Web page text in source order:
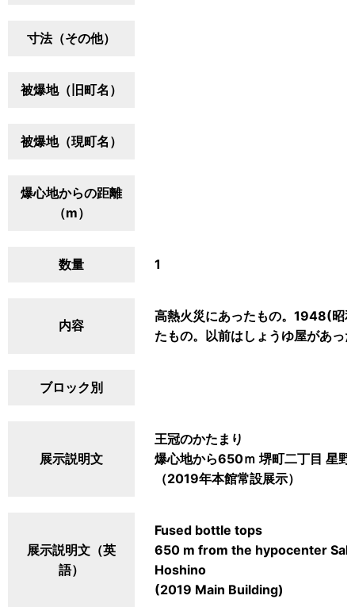
寸法（その他）
被爆地（旧町名）
被爆地（現町名）
爆心地からの距離
（m）
数量 1
内容
高熱火災にあったもの。1948(昭
たもの。以前はしょうゆ屋があっ
ブロック別
展示説明文
王冠のかたまり
爆心地から650ｍ 堺町二丁目 星野
（2019年本館常設展示）
展示説明文（英
語）
Fused bottle tops
650 m from the hypocenter
Hoshino
(2019 Main Building)